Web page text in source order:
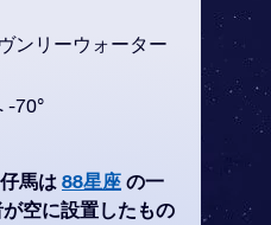
ンリーウォーター
-70°
馬は 88星座 の一
空に設置したもの